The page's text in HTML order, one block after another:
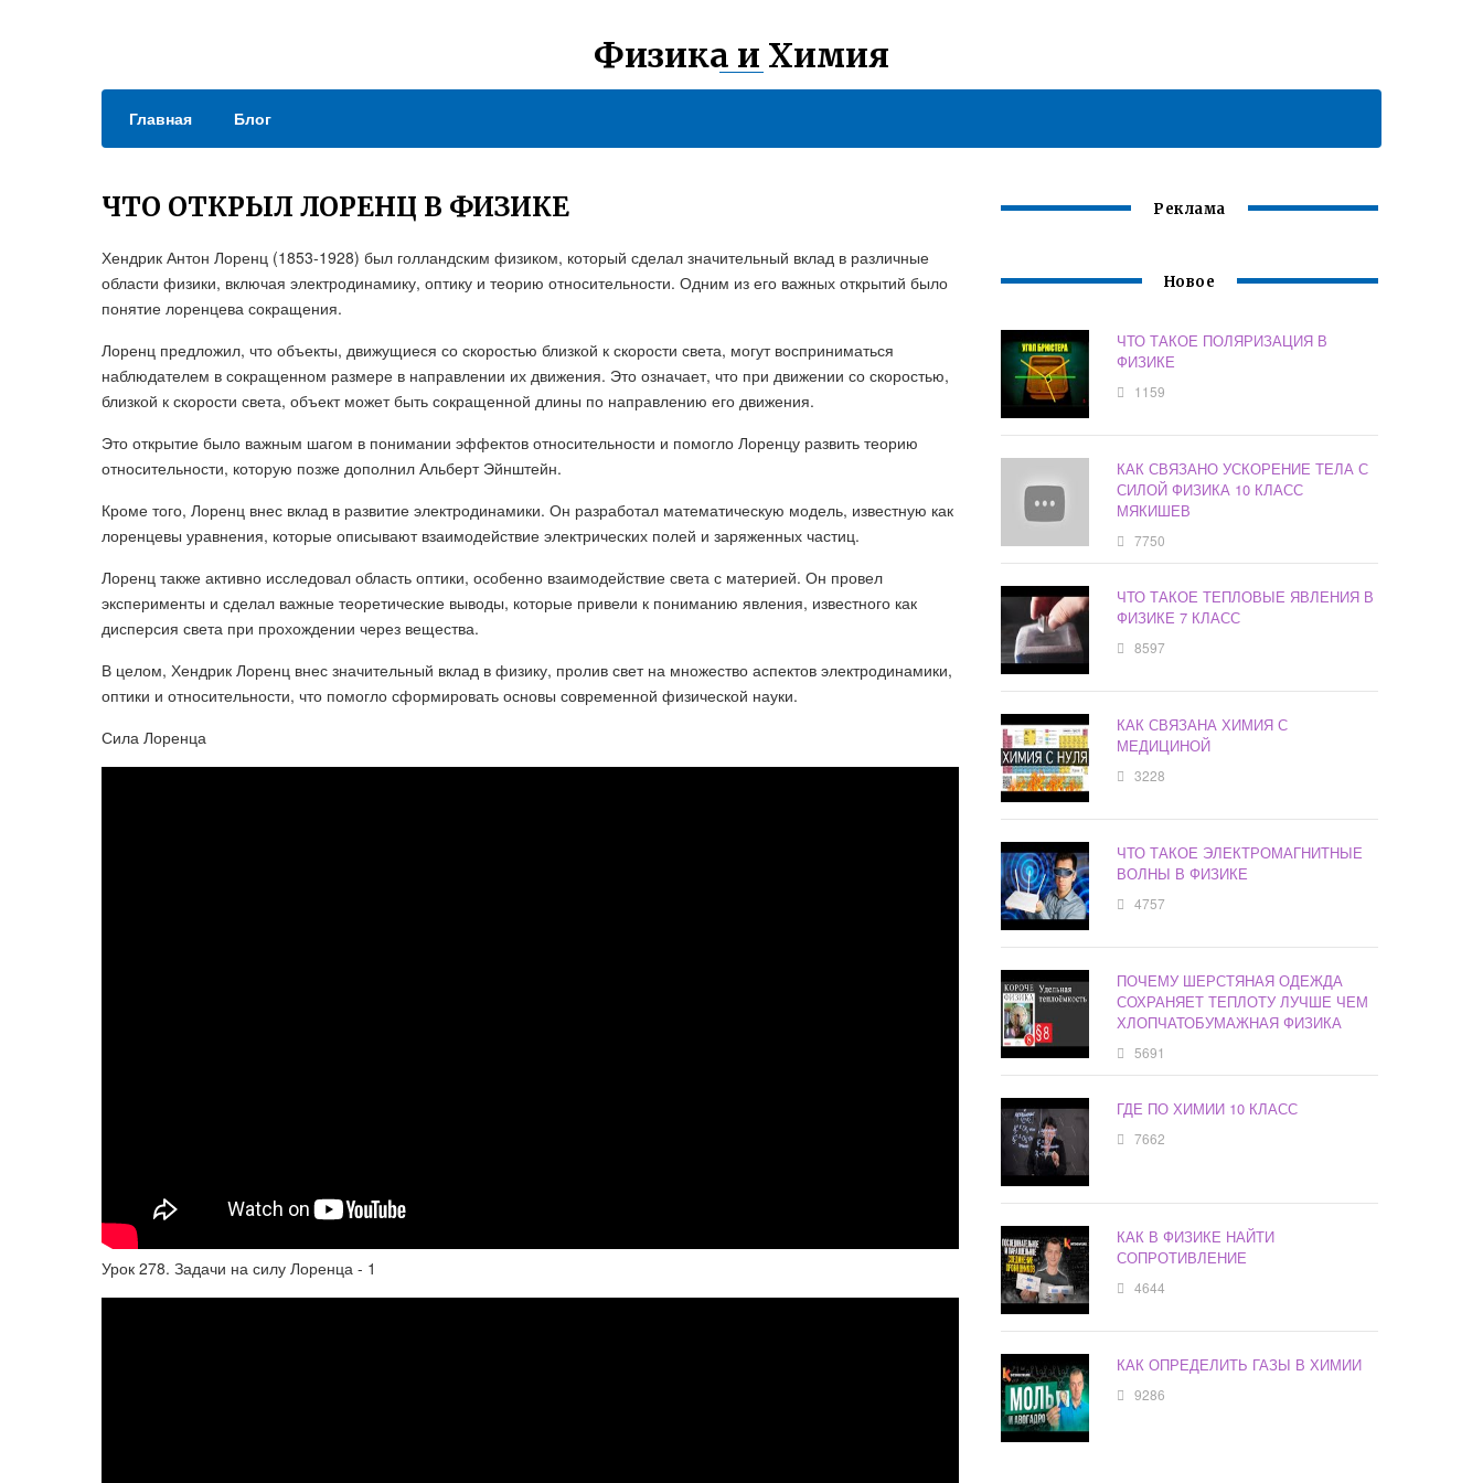
Физика и Химия
Главная Блог
ЧТО ОТКРЫЛ ЛОРЕНЦ В ФИЗИКЕ
Хендрик Антон Лоренц (1853-1928) был голландским физиком, который сделал значительный вклад в различные
области физики, включая электродинамику, оптику и теорию относительности. Одним из его важных открытий было
понятие лоренцева сокращения.
Лоренц предложил, что объекты, движущиеся со скоростью близкой к скорости света, могут восприниматься
наблюдателем в сокращенном размере в направлении их движения. Это означает, что при движении со скоростью,
близкой к скорости света, объект может быть сокращенной длины по направлению его движения.
Это открытие было важным шагом в понимании эффектов относительности и помогло Лоренцу развить теорию
относительности, которую позже дополнил Альберт Эйнштейн.
Кроме того, Лоренц внес вклад в развитие электродинамики. Он разработал математическую модель, известную как
лоренцевы уравнения, которые описывают взаимодействие электрических полей и заряженных частиц.
Лоренц также активно исследовал область оптики, особенно взаимодействие света с материей. Он провел
эксперименты и сделал важные теоретические выводы, которые привели к пониманию явления, известного как
дисперсия света при прохождении через вещества.
В целом, Хендрик Лоренц внес значительный вклад в физику, пролив свет на множество аспектов электродинамики,
оптики и относительности, что помогло сформировать основы современной физической науки.
Сила Лоренца
Урок 278. Задачи на силу Лоренца - 1
Реклама
Новое
ЧТО ТАКОЕ ПОЛЯРИЗАЦИЯ В
ФИЗИКЕ
1159
КАК СВЯЗАНО УСКОРЕНИЕ ТЕЛА С
СИЛОЙ ФИЗИКА 10 КЛАСС
МЯКИШЕВ
7750
ЧТО ТАКОЕ ТЕПЛОВЫЕ ЯВЛЕНИЯ В
ФИЗИКЕ 7 КЛАСС
8597
КАК СВЯЗАНА ХИМИЯ С
МЕДИЦИНОЙ
3228
ЧТО ТАКОЕ ЭЛЕКТРОМАГНИТНЫЕ
ВОЛНЫ В ФИЗИКЕ
4757
ПОЧЕМУ ШЕРСТЯНАЯ ОДЕЖДА
СОХРАНЯЕТ ТЕПЛОТУ ЛУЧШЕ ЧЕМ
ХЛОПЧАТОБУМАЖНАЯ ФИЗИКА
5691
ГДЕ ПО ХИМИИ 10 КЛАСС
7662
КАК В ФИЗИКЕ НАЙТИ
СОПРОТИВЛЕНИЕ
4644
КАК ОПРЕДЕЛИТЬ ГАЗЫ В ХИМИИ
9286